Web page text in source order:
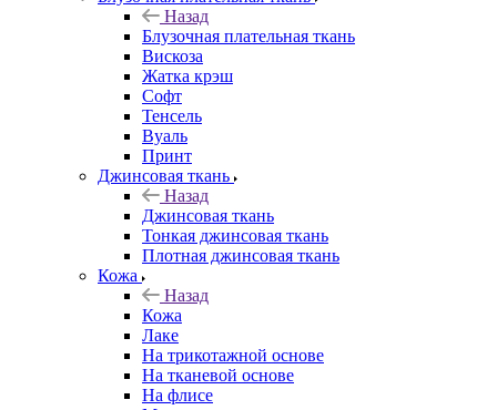
Назад
Блузочная плательная ткань
Вискоза
Жатка крэш
Софт
Тенсель
Вуаль
Принт
Джинсовая ткань
Назад
Джинсовая ткань
Тонкая джинсовая ткань
Плотная джинсовая ткань
Кожа
Назад
Кожа
Лаке
На трикотажной основе
На тканевой основе
На флисе